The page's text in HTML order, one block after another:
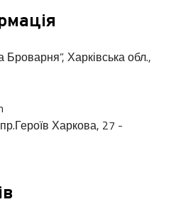
Харківська обл.,
Харкова, 27 -